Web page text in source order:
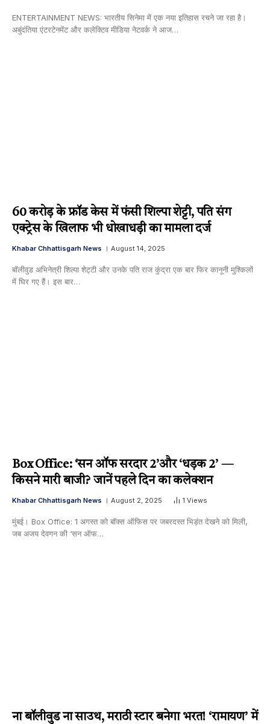
ENTERTAINMENT NEWS: भारतीय सिनेमा में एक नया इतिहास रचने जा रहा है।
अबुंदंतिया एंटरटेनमेंट और कलेक्टिव मीडिया नेटवर्क ने आज…
60 करोड़ के फ्रॉड केस में फंसी शिल्पा शेट्टी, पति संग
एक्ट्रेस के खिलाफ भी धोखाधड़ी का मामला दर्ज
Khabar Chhattisgarh News August 14, 2025
बॉलीवुड अभिनेत्री शिल्पा शेट्टी और उनके पति राज कुंद्रा एक बार फिर कानूनी मुश्किलों
में घिर गए हैं। इस बार…
Box Office: ‘सन ऑफ सरदार 2’और ‘धड़क 2’ —
किसने मारी बाजी? जानें पहले दिन का कलेक्शन
Khabar Chhattisgarh News August 2, 2025 1 Views
मुंबई। Box Office: 1 अगस्त को बॉक्स ऑफिस पर जबरदस्त भिड़ंत देखने को मिली,
जब अजय देवगन की ‘सन ऑफ…
ना बॉलीवुड ना साउथ, मराठी स्टार बनेगा भरत! ‘रामायण’ में